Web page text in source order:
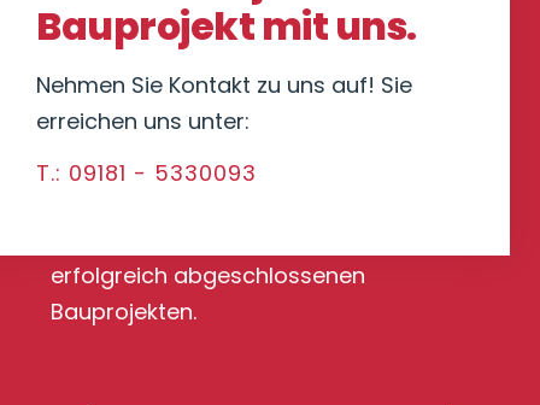
Bauprojekt mit uns.
Nehmen Sie Kontakt zu uns auf! Sie
erreichen uns unter:
T.: 09181 - 5330093
Referenzen
erfolgreich abgeschlossenen
Bauprojekten.